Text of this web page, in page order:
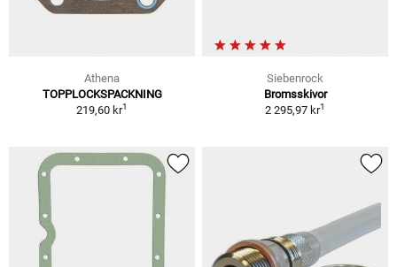
Athena
TOPPLOCKSPACKNING
219,60 kr1
Siebenrock
Bromsskivor
2 295,97 kr1